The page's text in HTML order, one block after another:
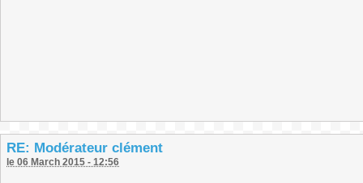
RE: Modérateur clément
le 06 March 2015 - 12:56